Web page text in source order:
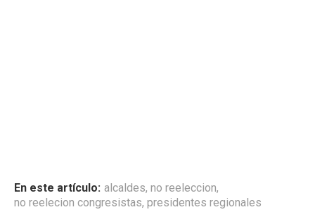
En este artículo: alcaldes, no reeleccion,
no reelecion congresistas, presidentes regionales